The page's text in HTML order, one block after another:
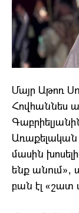
Մայր Աթոռ
Հովհաննես
Առաքելական
մասին
ենք
բան էլ «շատ